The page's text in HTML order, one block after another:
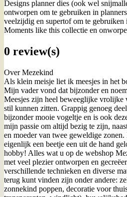
Designs planner dies (ook wel
ontworpen om te gebruiken in
veelzijdig en supertof om te
Moments like this collectie en
0 review(s)
Over Mezekind
Als klein meisje liet ik meesjes in het
Mijn vader vond dat bijzonder en
Meesjes zijn heel beweeglijke vrolijke
stil kunnen zitten. Grappig genoeg
bijzonder mooie vogeltje en is ook
mijn passie om altijd bezig te zijn,
en moeder van twee geweldige
eigenlijk een beetje een uit de hand
hobby! Alles wat u op de webshop
met veel plezier ontworpen en
verschillende technieken en diverse
terug kunt vinden zijn onder andere:
zonnekind poppen, decoratie voor